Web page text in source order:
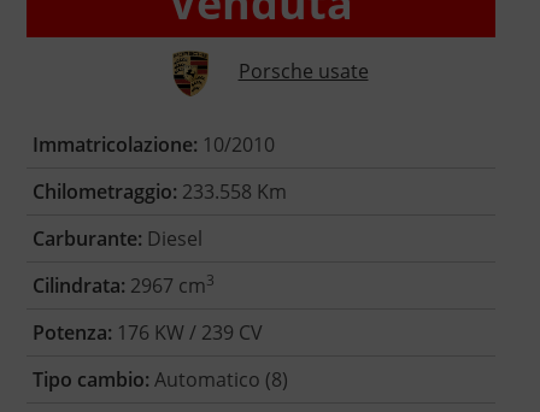
Porsche usate
Immatricolazione: 10/2010
Chilometraggio: 233.558 Km
Carburante: Diesel
Cilindrata: 2967 cm3
Potenza: 176 KW / 239 CV
Tipo cambio: Automatico (8)